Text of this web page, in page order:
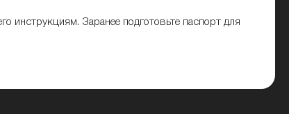
инструкциям. Заранее подготовьте паспорт для